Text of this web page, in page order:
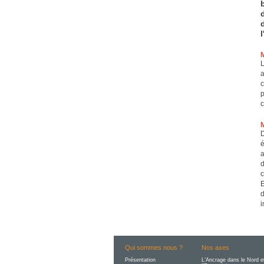
Qui sommes nous ?
Présentation
Nos axes
L’Ancrage dans le Nord